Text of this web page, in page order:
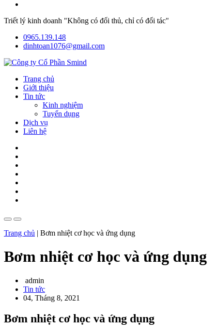
Triết lý kinh doanh "Không có đối thủ, chỉ có đối tác"
0965.139.148
dinhtoan1076@gmail.com
Trang chủ
Giới thiệu
Tin tức
Kinh nghiệm
Tuyển dụng
Dịch vụ
Liên hệ
Trang chủ | Bơm nhiệt cơ học và ứng dụng
Bơm nhiệt cơ học và ứng dụng
admin
Tin tức
04, Tháng 8, 2021
Bơm nhiệt cơ học và ứng dụng